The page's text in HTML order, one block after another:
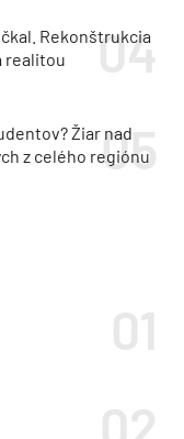
Rekonštrukcia
realitou
Žiar nad
z celého regiónu